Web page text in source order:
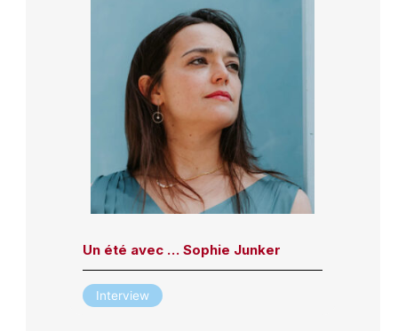
Un été avec … Sophie Junker
Interview